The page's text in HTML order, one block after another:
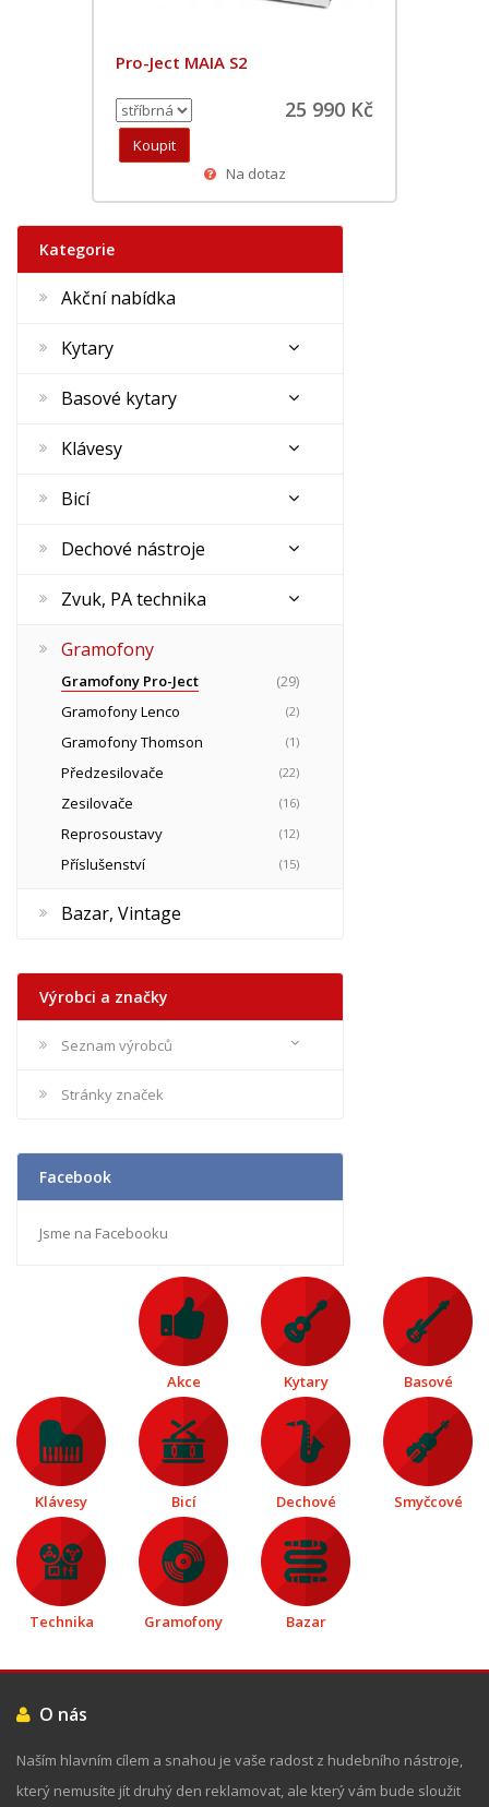
Pro-Ject MAIA S2
25 990 Kč
Na dotaz
Kategorie
Akční nabídka
Kytary
Basové kytary
Klávesy
Bicí
Dechové nástroje
Zvuk, PA technika
Gramofony
Gramofony Pro-Ject
(29)
Gramofony Lenco
(2)
Gramofony Thomson (1)
Předzesilovače (22)
Zesilovače (16)
Reprosoustavy (12)
Příslušenství (15)
Bazar, Vintage
Výrobci a značky
Seznam výrobců
Stránky značek
Facebook
Jsme na Facebooku
Akce Kytary Basové
Klávesy Bicí Dechové Smyčcové
Technika Gramofony Bazar
O nás
Naším hlavním cílem a snahou je vaše radost z hudebního nástroje,
který nemusíte jít druhý den reklamovat, ale který vám bude sloužit